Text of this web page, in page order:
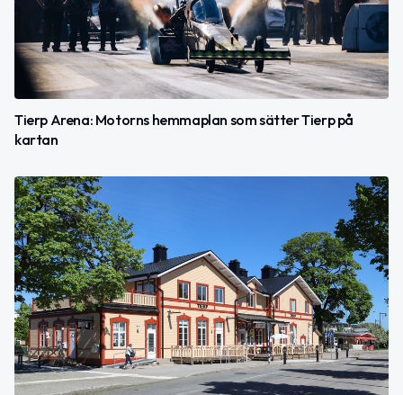
Tierp Arena: Motorns hemmaplan som sätter Tierp på
kartan